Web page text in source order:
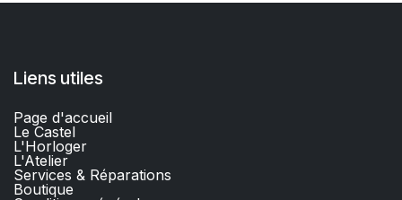
Liens utiles
Page d'accueil
Le Castel
L'Horloger
L'Atelier
Services & Réparations
Boutique